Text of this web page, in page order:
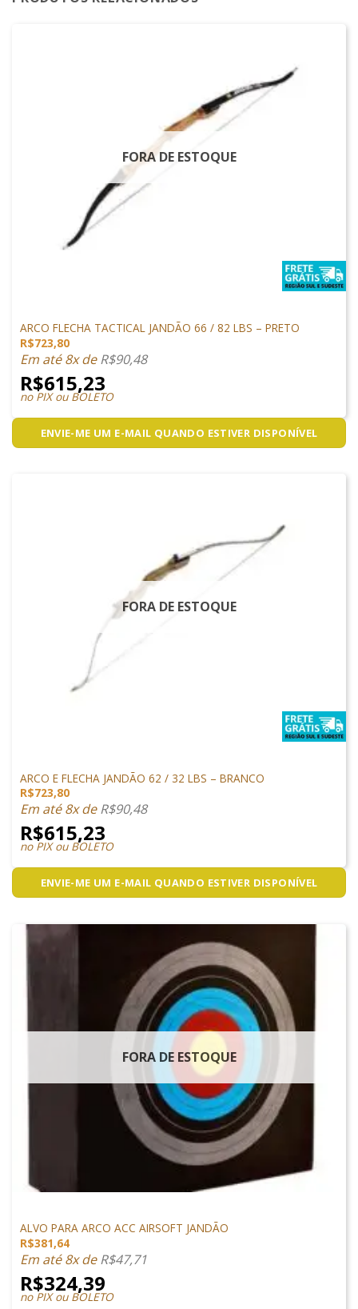
FORA DE ESTOQUE
ARCO FLECHA TACTICAL JANDÃO 66 / 82 LBS – PRETO
R$723,80
Em até 8x deR$90,48
R$615,23
no PIX ou BOLETO
ENVIE-ME UM E-MAIL QUANDO ESTIVER DISPONÍVEL
FORA DE ESTOQUE
ARCO E FLECHA JANDÃO 62 / 32 LBS – BRANCO
R$723,80
Em até 8x deR$90,48
R$615,23
no PIX ou BOLETO
ENVIE-ME UM E-MAIL QUANDO ESTIVER DISPONÍVEL
FORA DE ESTOQUE
ALVO PARA ARCO ACC AIRSOFT JANDÃO
R$381,64
Em até 8x deR$47,71
R$324,39
no PIX ou BOLETO